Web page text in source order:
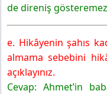
de direniş
e. Hikâyenin şahıs
almama sebebini
açıklayınız.
Cevap: Ahmet‛in